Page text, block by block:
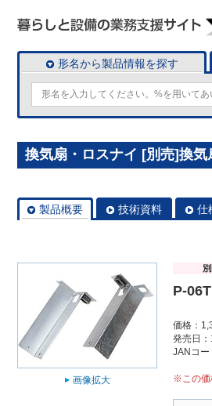
形名から製品情報を探す
換気扇・ロスナイ [別売]換
製品概要 技術資料 仕
画像拡大
P-
価格：
発売日
JANコ
※この価